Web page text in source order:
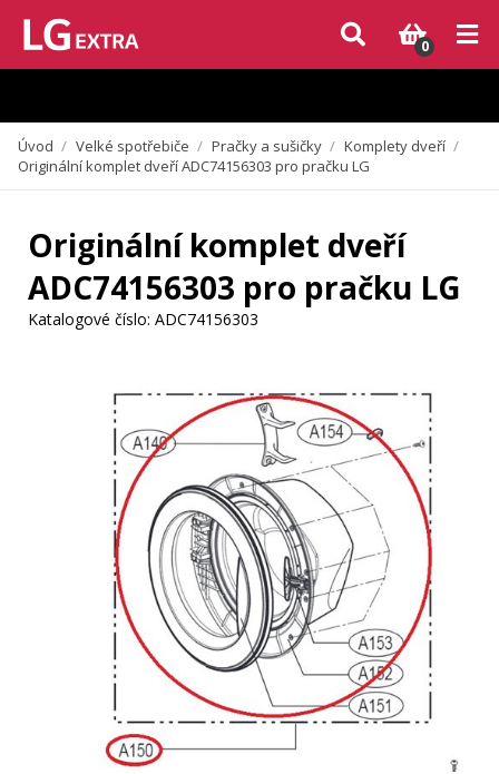
Vzhledem k aktuální situaci se může dodání dílů, které nejsou skladem,
zpozdit. Děkujeme za pochopení.
0
Úvod / Velké spotřebiče / Pračky a sušičky / Komplety dveří /
Originální komplet dveří ADC74156303 pro pračku LG
Originální komplet dveří
ADC74156303 pro pračku LG
Katalogové číslo: ADC74156303